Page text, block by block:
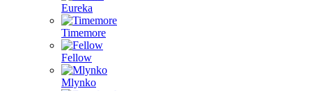
Eureka
Timemore
Fellow
Mlynko